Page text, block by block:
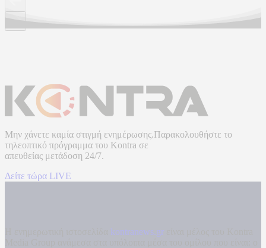
Μην χάνετε καμία στιγμή ενημέρωσης.Παρακολουθήστε το
τηλεοπτικό πρόγραμμα του Kontra σε
απευθείας μετάδοση 24/7.
Δείτε τώρα LIVE
kontranews.gr